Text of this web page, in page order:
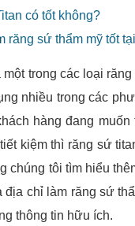
có tốt không?
răng sứ thẩm mỹ tốt
trong các loại
nhiều trong các
hàng đang
kiệm thì răng sứ
chúng tôi tìm hiểu
địa chỉ làm răng sứ
thông tin hữu ích.